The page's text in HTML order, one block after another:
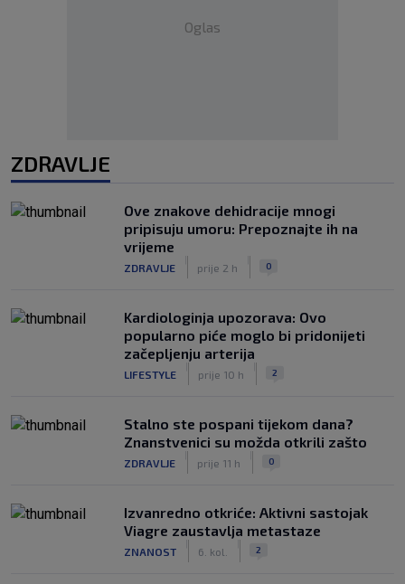
Oglas
ZDRAVLJE
Ove znakove dehidracije mnogi
pripisuju umoru: Prepoznajte ih na
vrijeme
ZDRAVLJE prije 2 h 0
Kardiologinja upozorava: Ovo
popularno piće moglo bi pridonijeti
začepljenju arterija
LIFESTYLE prije 10 h 2
Stalno ste pospani tijekom dana?
Znanstvenici su možda otkrili zašto
ZDRAVLJE prije 11 h 0
Izvanredno otkriće: Aktivni sastojak
Viagre zaustavlja metastaze
ZNANOST 6. kol. 2